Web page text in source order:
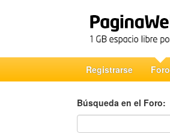
Registrarse Foro
Búsqueda en el Foro:
Búsqueda en el Foro